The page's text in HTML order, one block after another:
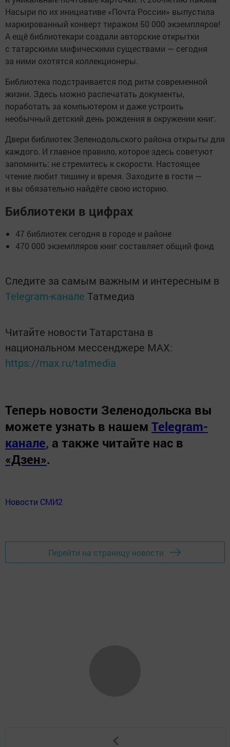
Насыри по их инициативе «Почта России» выпустила
маркированный конверт тиражом 50 000 экземпляров!
А ещё библиотекари создали авторские открытки
с татарскими мифическими существами — сегодня
за ними охотятся коллекционеры.
Библиотека подстраивается под ритм современной
жизни. Здесь можно распечатать документы,
поработать за компьютером и даже устроить
необычный детский день рождения в окружении книг.
Двери библиотек Зеленодольского района открыты для
каждого. И главное правило, которое здесь советуют
запомнить: не стремитесь к скорости. Настоящее
чтение любит тишину и время. Заходите в гости —
и вы обязательно найдёте свою историю.
Библиотеки в цифрах
47 библиотек сегодня в городе и районе
470 000 экземпляров книг составляет общий фонд
Следите за самым важным и интересным в
Telegram-канале Татмедиа
Читайте новости Татарстана в
национальном мессенджере MАХ:
https://max.ru/tatmedia
Теперь новости Зеленодольска вы
можете узнать в нашем Telegram-
канале, а также читайте нас в
«Дзен».
Новости СМИ2
Перейти на страницу новости